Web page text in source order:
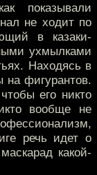
показывали
не ходит по
в казаки-
ухмылками
Находясь в
на фигурантов.
его никто
вообще не
речь идет о
какой-